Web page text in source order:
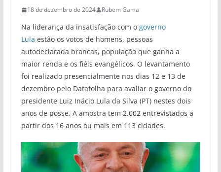
18 de dezembro de 2024 Rubem Gama
Na liderança da insatisfação com o governo
Lula estão os votos de homens, pessoas
autodeclarada brancas, população que ganha a
maior renda e os fiéis evangélicos. O levantamento
foi realizado presencialmente nos dias 12 e 13 de
dezembro pelo Datafolha para avaliar o governo do
presidente Luiz Inácio Lula da Silva (PT) nestes dois
anos de posse. A amostra tem 2.002 entrevistados a
partir dos 16 anos ou mais em 113 cidades.